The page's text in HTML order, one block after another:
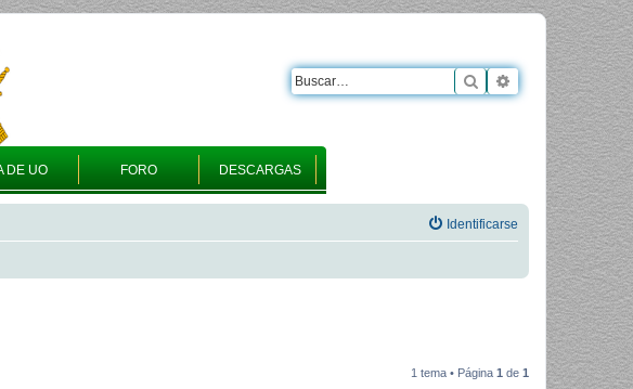
DE UO FORO DESCARGAS
Buscar Búsqueda
Identificarse
1 tema • Página 1 de 1